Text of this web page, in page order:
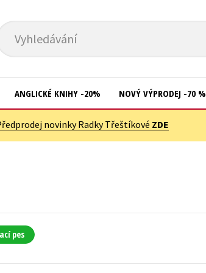
Vyhledávání
ANGLICKÉ KNIHY -20% NOVÝ VÝPRODEJ -70 %
novinky Radky Třeštíkové ZDE
pes